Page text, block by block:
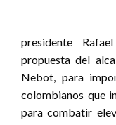
presidente
propuesta del
Nebot, para
colombianos que
para combatir